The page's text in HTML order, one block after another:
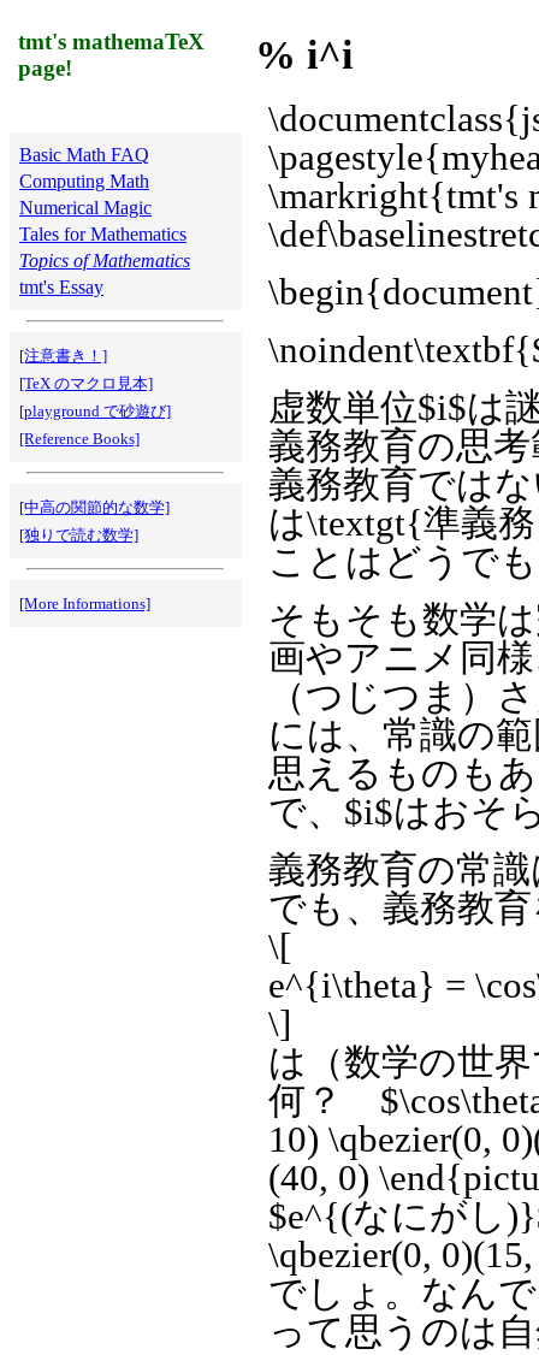
% i^i
\markright{tmt's
虚数単位$i$は
義務教育の思
義務教育では
は\textgt{準義
ことはどうで
そもそも数学
画やアニメ同
（つじつま）
には、常識の
思えるものも
で、$i$はおそ
義務教育の常
でも、義務教
\[
e^{i\theta} =
\]
は（数学の世
何？
10) \qbezier(0,
(40, 0)
$e^{(なにがし
\qbezier(0,
でしょ。なん
って思うのは
tmt's mathemaTeX
page!
Basic Math FAQ
Computing Math
Numerical Magic
Tales for Mathematics
Topics of Mathematics
tmt's Essay
[注意書き！]
[TeX のマクロ見本]
[playground で砂遊び]
[Reference Books]
[中高の関節的な数学]
[独りで読む数学]
[More Informations]